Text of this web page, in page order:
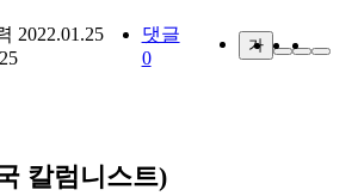
2022.01.25
댓글
0
가
칼럼니스트)